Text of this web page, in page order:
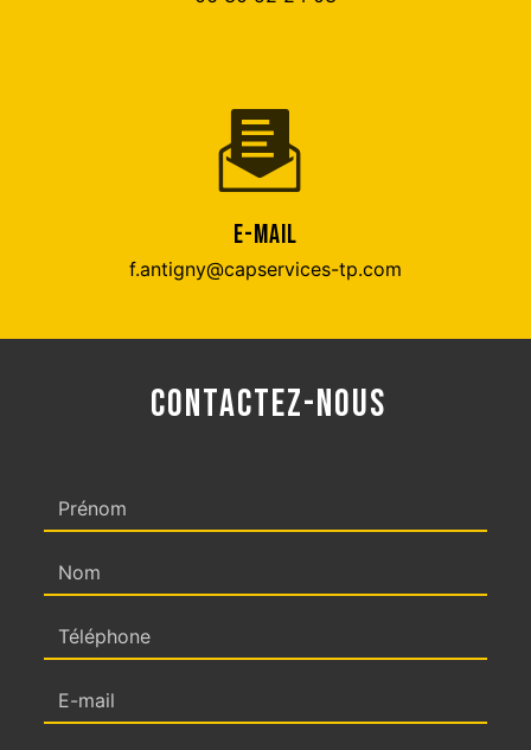
E-MAIL
f.antigny@capservices-tp.com
CONTACTEZ-NOUS